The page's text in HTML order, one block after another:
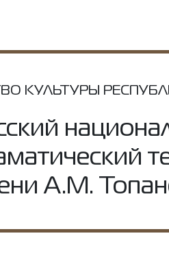
КУЛЬТУРЫ
А.М.